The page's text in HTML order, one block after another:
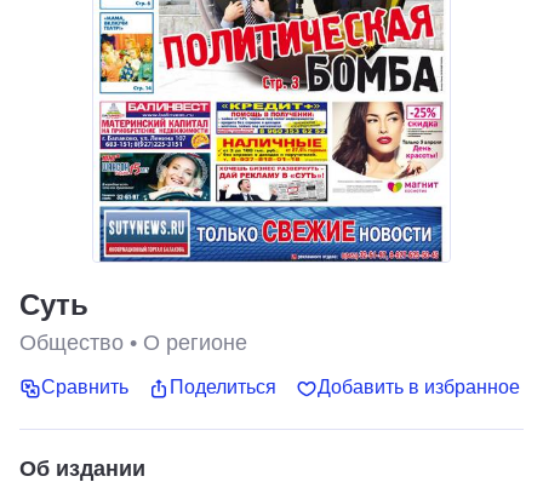
Суть
Общество • О регионе
Сравнить Поделиться Добавить в избранное
Об издании